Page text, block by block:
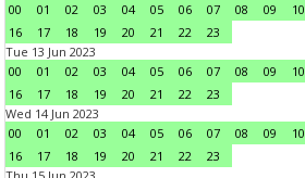
00
01 02 03 04 05 06 07 08 09 10
16
17 18 19 20 21 22
23
Tue 13 Jun 2023
00
01 02 03 04 05 06 07 08 09 10
16
17 18 19 20 21 22
23
Wed 14 Jun 2023
00
01 02 03 04 05 06 07 08 09 10
16
17 18 19 20 21 22
23